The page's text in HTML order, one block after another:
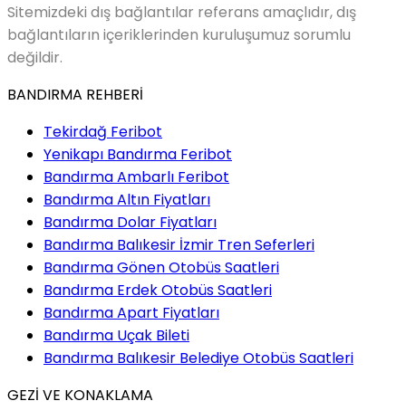
Sitemizdeki dış bağlantılar referans amaçlıdır, dış
bağlantıların içeriklerinden kuruluşumuz sorumlu
değildir.
BANDIRMA REHBERİ
Tekirdağ Feribot
Yenikapı Bandırma Feribot
Bandırma Ambarlı Feribot
Bandırma Altın Fiyatları
Bandırma Dolar Fiyatları
Bandırma Balıkesir İzmir Tren Seferleri
Bandırma Gönen Otobüs Saatleri
Bandırma Erdek Otobüs Saatleri
Bandırma Apart Fiyatları
Bandırma Uçak Bileti
Bandırma Balıkesir Belediye Otobüs Saatleri
GEZİ VE KONAKLAMA